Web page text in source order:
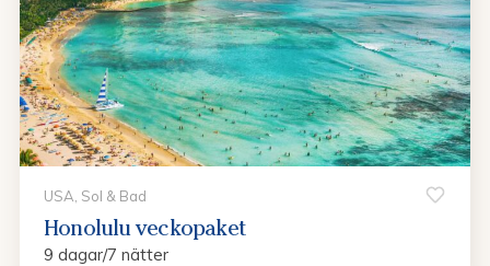
USA, Sol & Bad
Honolulu veckopaket
9 dagar/7 nätter